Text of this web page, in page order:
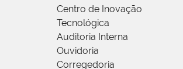
Centro de Inovação
Tecnológica
Auditoria Interna
Ouvidoria
Corregedoria